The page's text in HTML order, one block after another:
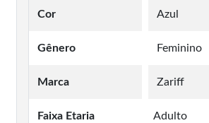
Cor Azul
Gênero Feminino
Marca Zariff
Faixa Etaria Adulto